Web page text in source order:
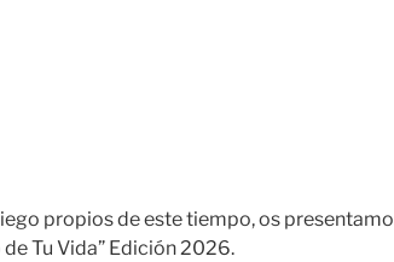
propios de este tiempo, os
Tu Vida” Edición 2026.